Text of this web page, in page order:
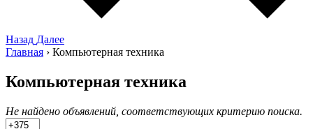
Назад Далее
Главная › Компьютерная техника
Компьютерная техника
Не найдено объявлений, соответствующих критерию поиска.